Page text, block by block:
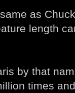
as
length
by that
times